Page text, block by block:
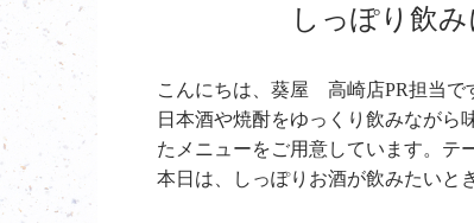
しっぽり飲
こんにちは、葵屋 高崎店PR担当で
日本酒や焼酎をゆっくり飲みながら
たメニューをご用意しています。テ
本日は、しっぽりお酒が飲みたいと